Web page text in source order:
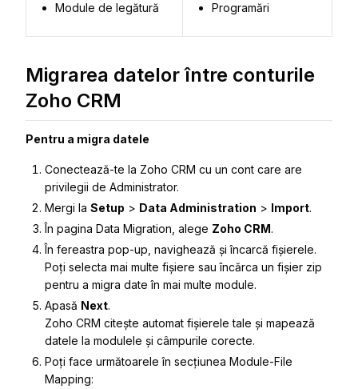
Module de legătură
Programări
Migrarea datelor între conturile
Zoho CRM
Pentru a migra datele
Conectează-te la Zoho CRM cu un cont care are
privilegii de Administrator.
Mergi la Setup > Data Administration > Import.
În pagina Data Migration , alege Zoho CRM.
În fereastra pop-up, navighează și încarcă fișierele.
Poți selecta mai multe fișiere sau încărca un fișier zip
pentru a migra date în mai multe module.
Apasă Next.
Zoho CRM citește automat fișierele tale și mapează
datele la modulele și câmpurile corecte.
Poți face următoarele în secțiunea Module-File
Mapping: